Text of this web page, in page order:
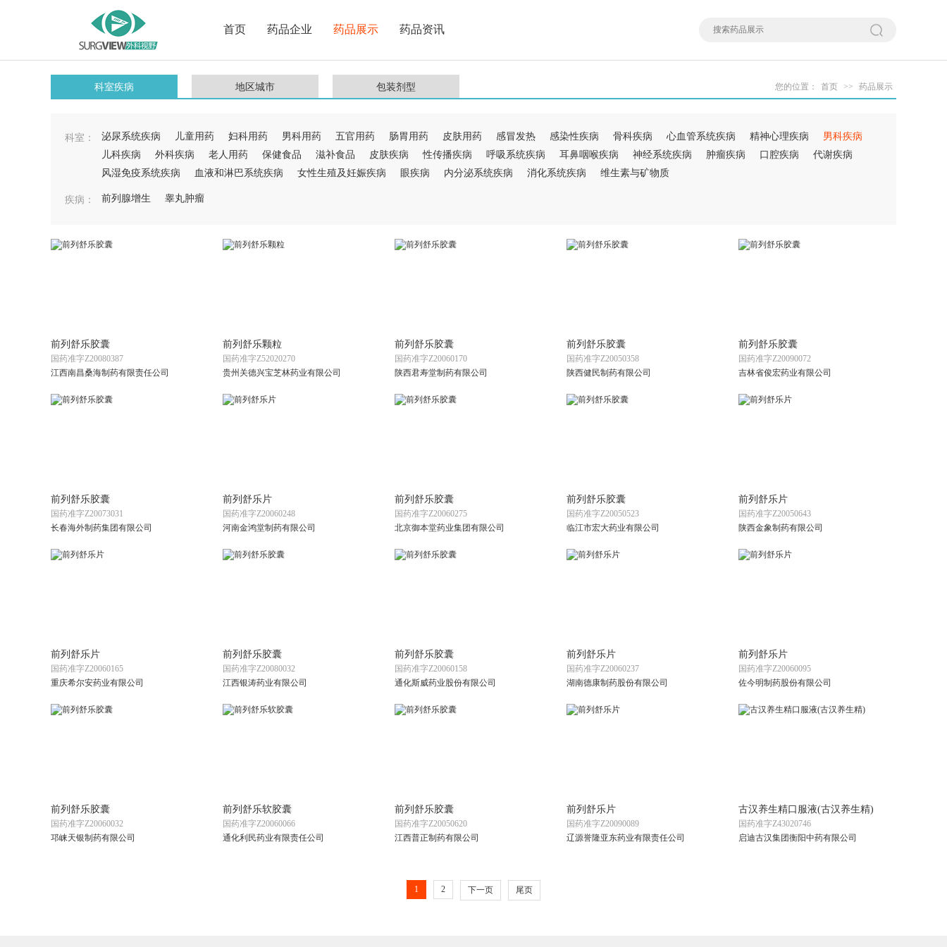
首页 药品企业 药品展示 药品资讯
科室疾病 地区城市 包装剂型 您的位置： 首页 >> 药品展示
科室： 泌尿系统疾病 儿童用药 妇科用药 男科用药 五官用药 肠胃用药 皮肤用药 感冒发热 感染性疾病 骨科疾病 心血管系统疾病 精神心理疾病
男科疾病
儿科疾病
外科疾病 老人用药 保健食品 滋补食品 皮肤疾病 性传播疾病 呼吸系统疾病 耳鼻咽喉疾病 神经系统疾病 肿瘤疾病 口腔疾病
代谢疾病
风湿免疫系统疾病
血液和淋巴系统疾病 女性生殖及妊娠疾病 眼疾病 内分泌系统疾病 消化系统疾病 维生素与矿物质
疾病： 前列腺增生 睾丸肿瘤
前列舒乐胶囊
国药准字Z20080387
江西南昌桑海制药有限责任公司
前列舒乐颗粒
国药准字Z52020270
贵州关德兴宝芝林药业有限公司
前列舒乐胶囊
国药准字Z20060170
陕西君寿堂制药有限公司
前列舒乐胶囊
国药准字Z20050358
陕西健民制药有限公司
前列舒乐胶囊
国药准字Z20090072
吉林省俊宏药业有限公司
前列舒乐胶囊
国药准字Z20073031
长春海外制药集团有限公司
前列舒乐片
国药准字Z20060248
河南金鸿堂制药有限公司
前列舒乐胶囊
国药准字Z20060275
北京御本堂药业集团有限公司
前列舒乐胶囊
国药准字Z20050523
临江市宏大药业有限公司
前列舒乐片
国药准字Z20050643
陕西金象制药有限公司
前列舒乐片
国药准字Z20060165
重庆希尔安药业有限公司
前列舒乐胶囊
国药准字Z20080032
江西银涛药业有限公司
前列舒乐胶囊
国药准字Z20060158
通化斯威药业股份有限公司
前列舒乐片
国药准字Z20060237
湖南德康制药股份有限公司
前列舒乐片
国药准字Z20060095
佐今明制药股份有限公司
前列舒乐胶囊
国药准字Z20060032
邛崃天银制药有限公司
前列舒乐软胶囊
国药准字Z20060066
通化利民药业有限责任公司
前列舒乐胶囊
国药准字Z20050620
江西普正制药有限公司
前列舒乐片
国药准字Z20090089
辽源誉隆亚东药业有限责任公司
古汉养生精口服液(古汉养生精)
国药准字Z43020746
启迪古汉集团衡阳中药有限公司
1 2 下一页 尾页